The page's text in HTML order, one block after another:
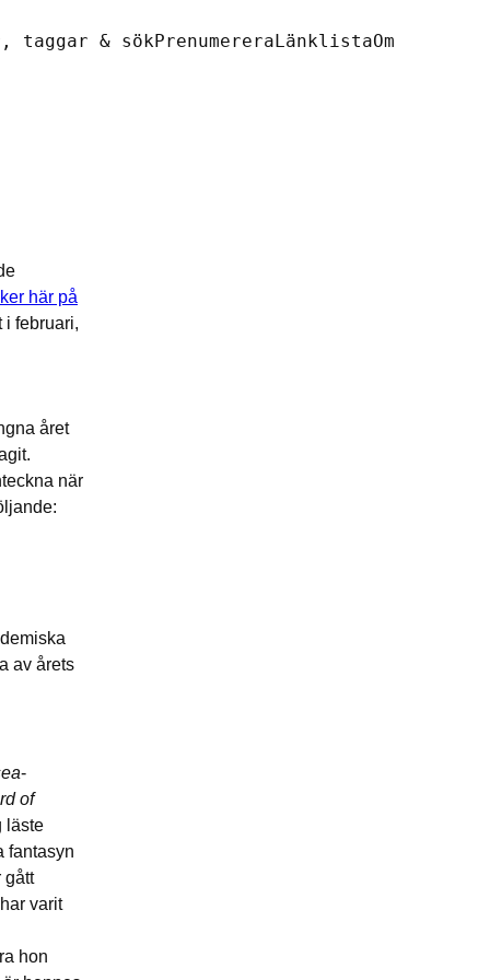
taggar & sökPrenumereraLänklistaOm
här på
i februari,
året
när
av årets
-
of
läste
fantasyn
gått
varit
hon